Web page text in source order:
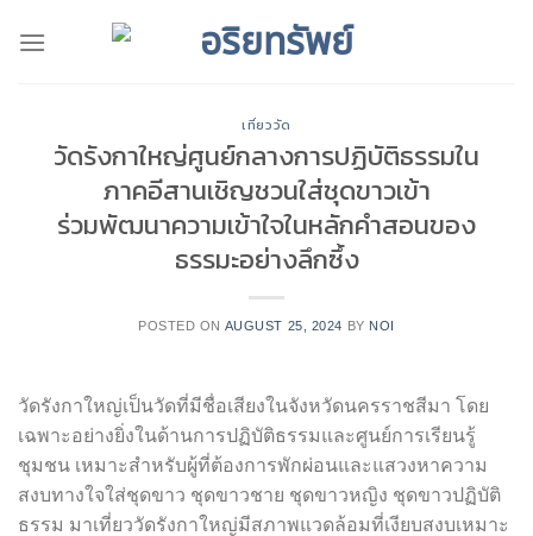
เที่ยววัด
วัดรังกาใหญ่ศูนย์กลางการปฏิบัติธรรมใน
ภาคอีสานเชิญชวนใส่ชุดขาวเข้า
ร่วมพัฒนาความเข้าใจในหลักคำสอนของ
ธรรมะอย่างลึกซึ้ง
POSTED ON AUGUST 25, 2024 BY NOI
วัดรังกาใหญ่เป็นวัดที่มีชื่อเสียงในจังหวัดนครราชสีมา โดย
เฉพาะอย่างยิ่งในด้านการปฏิบัติธรรมและศูนย์การเรียนรู้
ชุมชน เหมาะสำหรับผู้ที่ต้องการพักผ่อนและแสวงหาความ
สงบทางใจใส่ชุดขาว ชุดขาวชาย ชุดขาวหญิง ชุดขาวปฏิบัติ
ธรรม มาเที่ยววัดรังกาใหญ่มีสภาพแวดล้อมที่เงียบสงบเหมาะ